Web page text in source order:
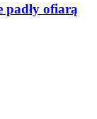
padły ofiarą